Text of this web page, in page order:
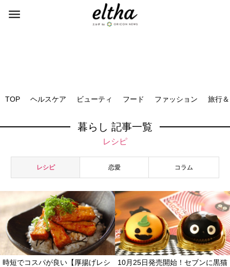
TOP ヘルスケア ビューティ フード ファッション 旅行
暮らし 記事一覧
レシピ
レシピ 恋愛 コラム
時短でコスパが良い【厚揚げレシ
10月25日発売開始！セブンに黒猫